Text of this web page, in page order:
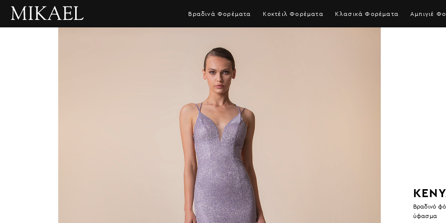
Βραδινά Φορέματα Κοκτέιλ Φορέματα Κλασικά Φορέματα Αμπιγιέ
Βραδινό
ύφασμα